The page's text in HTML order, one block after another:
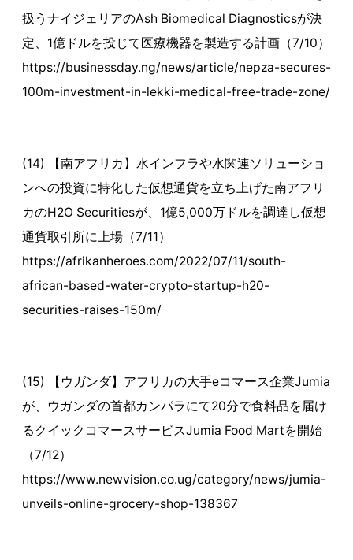
扱うナイジェリアのAsh Biomedical Diagnosticsが決
定、1億ドルを投じて医療機器を製造する計画（7/10）
https://businessday.ng/news/article/nepza-secures-
100m-investment-in-lekki-medical-free-trade-zone/
(14) 【南アフリカ】水インフラや水関連ソリューショ
ンへの投資に特化した仮想通貨を立ち上げた南アフリ
カのH2O Securitiesが、1億5,000万ドルを調達し仮想
通貨取引所に上場（7/11）
https://afrikanheroes.com/2022/07/11/south-
african-based-water-crypto-startup-h20-
securities-raises-150m/
(15) 【ウガンダ】アフリカの大手eコマース企業Jumia
が、ウガンダの首都カンパラにて20分で食料品を届け
るクイックコマースサービスJumia Food Martを開始
（7/12）
https://www.newvision.co.ug/category/news/jumia-
unveils-online-grocery-shop-138367